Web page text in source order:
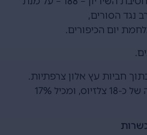
נגד הסורים,
יום הכיפורים.
מומלץ להגשה בטמפרטורה של כ-18 צלזיוס, ומכיל 17%